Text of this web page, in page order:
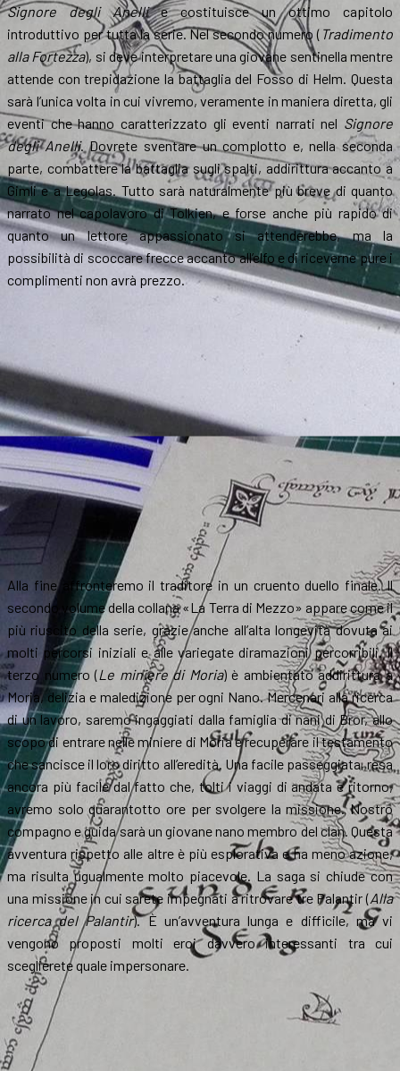
Signore degli Anellie costituisce un ottimo capitolo
introduttivo per tutta la serie. Nel secondo numero ( Tradimento
alla Fortezza), si deve interpretare una giovane sentinella mentre
attende con trepidazione la battaglia del Fosso di Helm. Questa
sarà l’unica volta in cui vivremo, veramente in maniera diretta, gli
eventi che hanno caratterizzato gli eventi narrati nel Signore
degli Anelli. Dovrete sventare un complotto e, nella seconda
parte, combattere la battaglia sugli spalti, addirittura accanto a
Gimli e a Legolas. Tutto sarà naturalmente più breve di quanto
narrato nel capolavoro di Tolkien, e forse anche più rapido di
quanto un lettore appassionato si attenderebbe, ma la
possibilità di scoccare frecce accanto all’elfo e di riceverne pure i
complimenti non avrà prezzo.
Alla fine affronteremo il traditore in un cruento duello finale. Il
secondo volume della collana «La Terra di Mezzo» appare come il
più riuscito della serie, grazie anche all’alta longevità dovuta ai
molti percorsi iniziali e alle variegate diramazioni percorribili. Il
terzo numero (Le miniere di Moria) è ambientato addirittura a
Moria, delizia e maledizione per ogni Nano. Mercenari alla ricerca
di un lavoro, saremo ingaggiati dalla famiglia di nani di Bror, allo
scopo di entrare nelle miniere di Moria e recuperare il testamento
che sancisce il loro diritto all’eredità. Una facile passeggiata, resa
ancora più facile dal fatto che, tolti i viaggi di andata e ritorno,
avremo solo quarantotto ore per svolgere la missione. Nostro
compagno e guida sarà un giovane nano membro del clan. Questa
avventura rispetto alle altre è più esplorativa e ha meno azione,
ma risulta ugualmente molto piacevole. La saga si chiude con
una missione in cui sarete impegnati a ritrovare tre Palantir (Alla
ricerca del Palantir). È un’avventura lunga e difficile, ma vi
vengono proposti molti eroi davvero interessanti tra cui
sceglierete quale impersonare.